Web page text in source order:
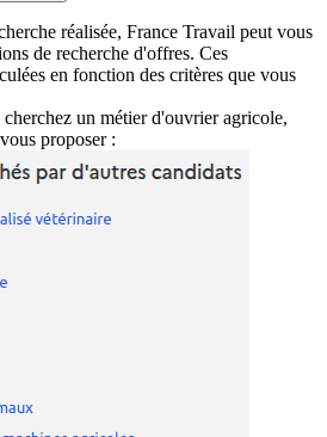
réalisée, France Travail peut vous
de recherche d'offres. Ces
en fonction des critères que vous
un métier d'ouvrier agricole,
proposer :